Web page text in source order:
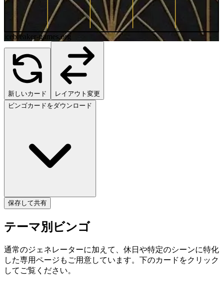
icebreaker-games.org
新しいカード
レイアウト変更
ビンゴカードをダウンロード
保存して共有
テーマ別ビンゴ
通常のジェネレーターに加えて、休日や特定のシーンに特化
した専用ページもご用意しています。下のカードをクリック
してご覧ください。